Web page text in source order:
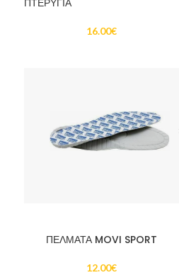
16.00€
ΠΕΛΜΑΤΑ MOVI SPORT
12.00€